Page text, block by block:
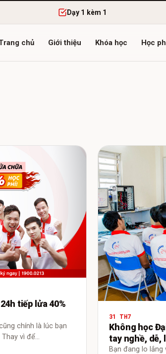
Dạy 1 kèm 1
chủ Giới thiệu Khóa học Học
tiếp lửa 40%
chính là lúc bạn
vì để…
31 TH7
Không học
tay nghề, dễ,
Bạn đang lo